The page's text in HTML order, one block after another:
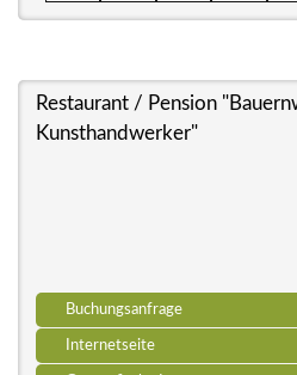
Restaurant / Pension
Kunsthandwerker"
Buchungsanfrage
Internetseite